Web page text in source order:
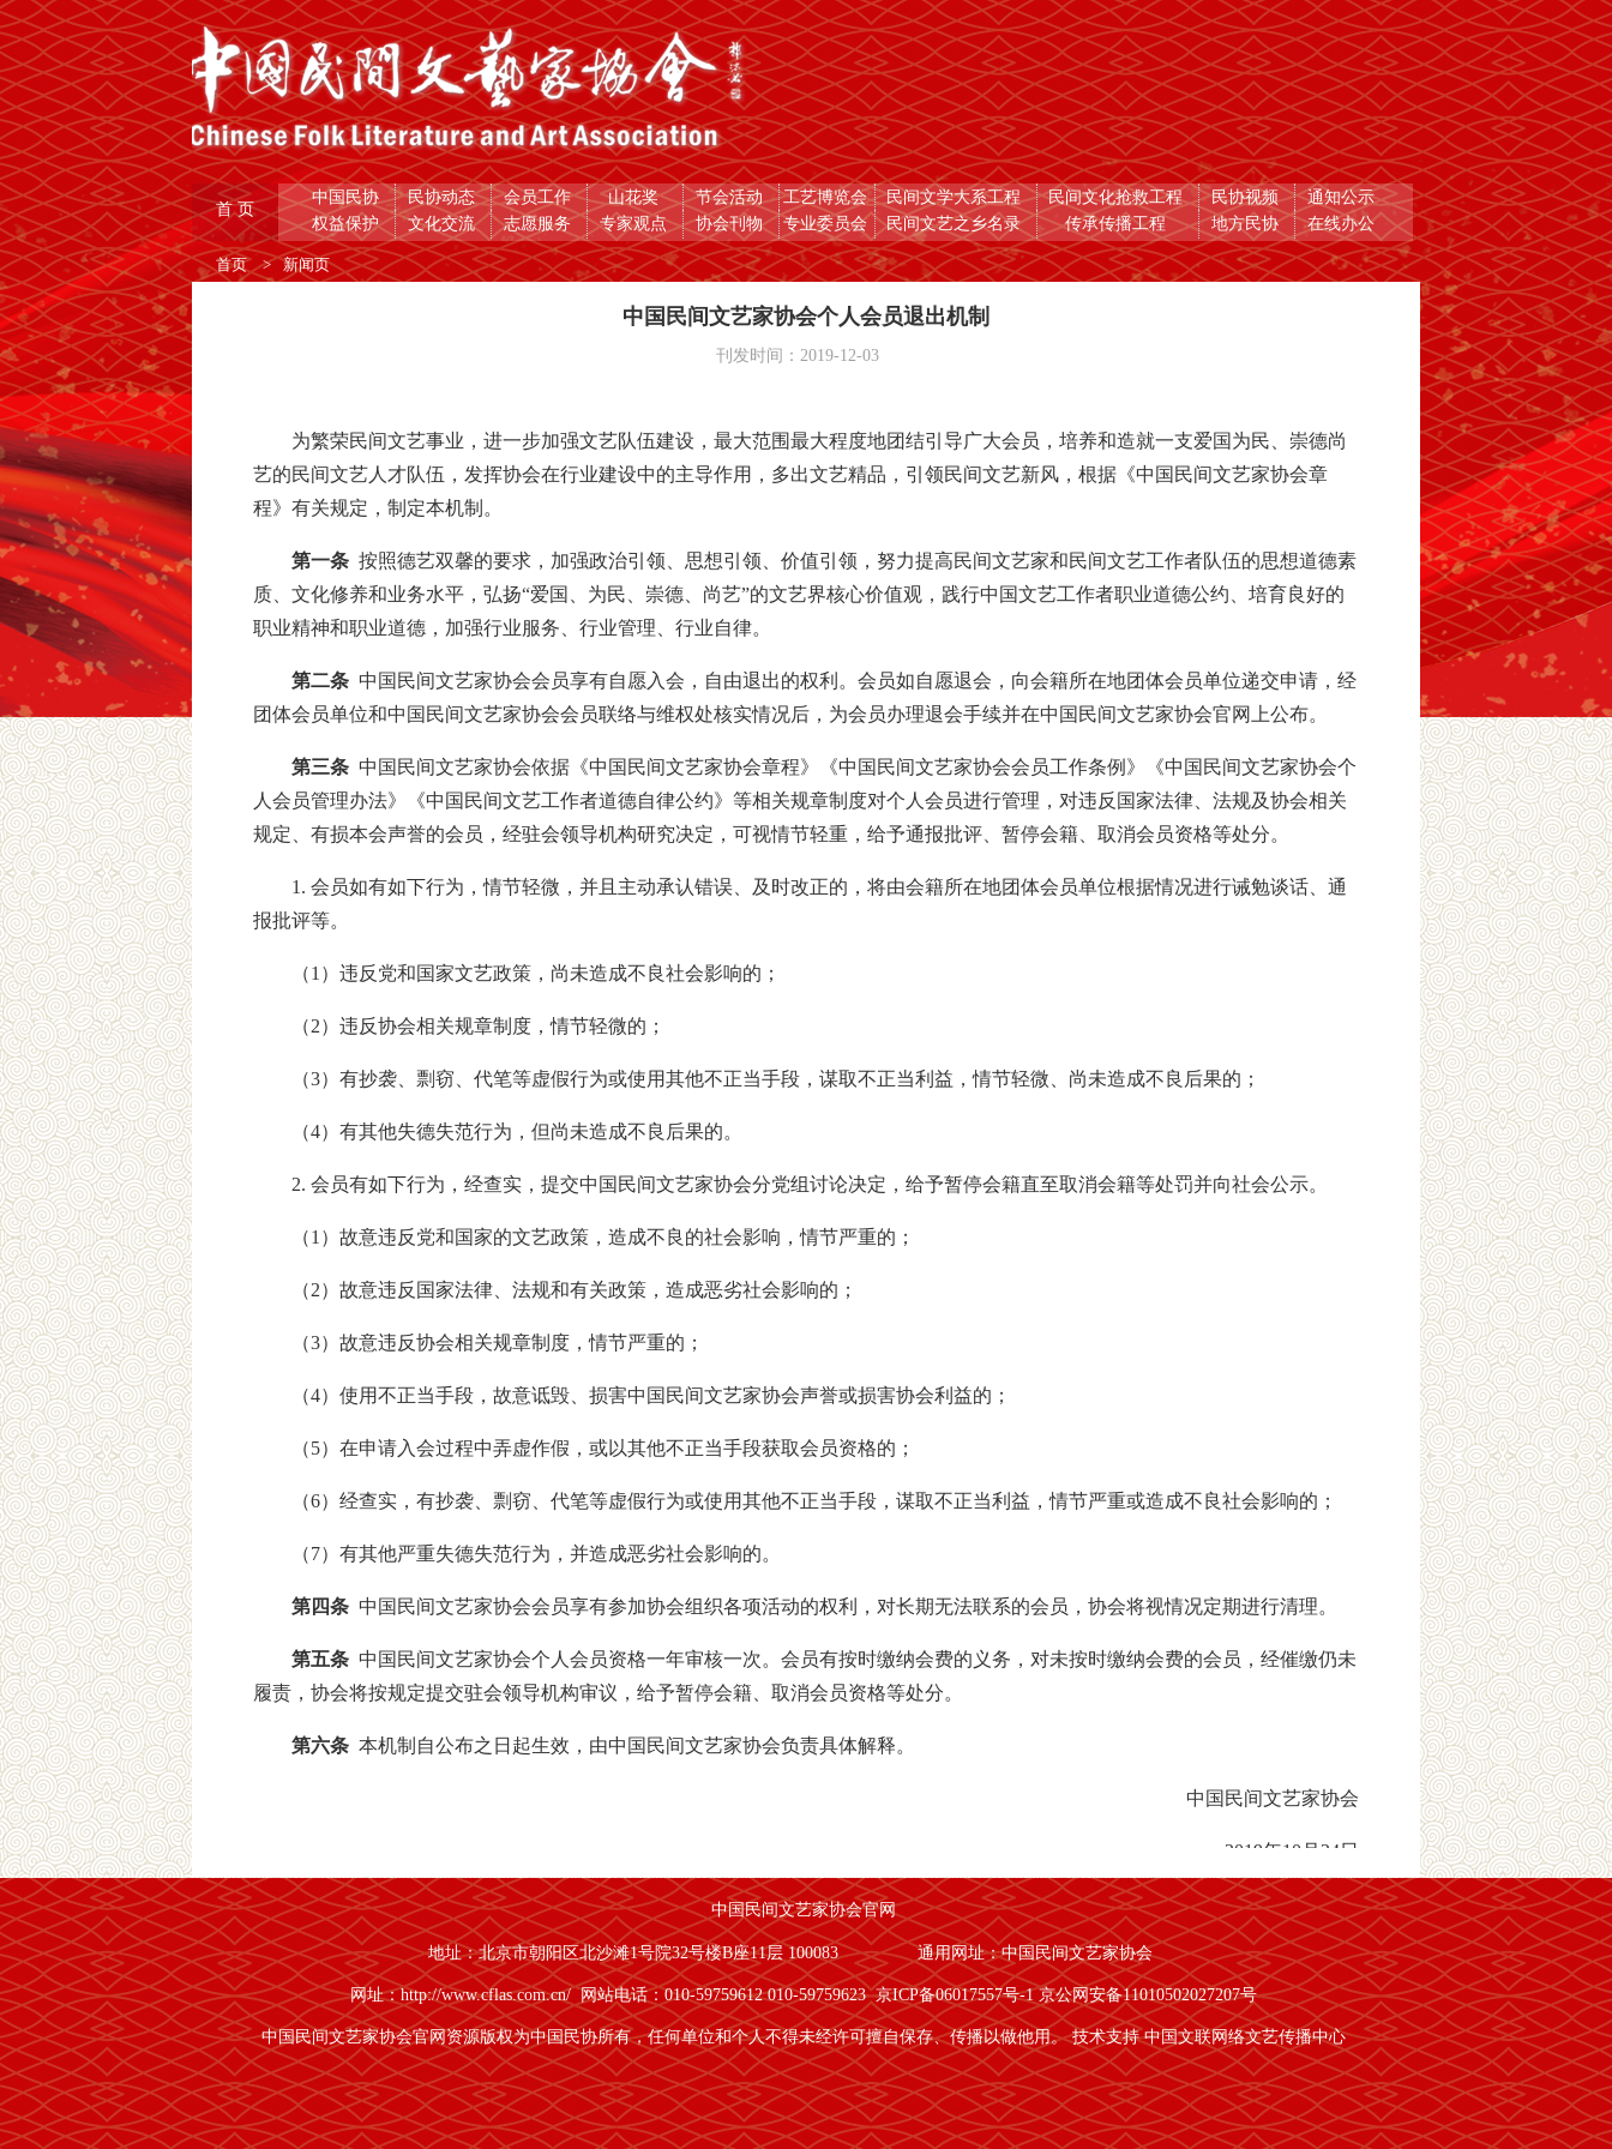
首 页
中国民协 民协动态 会员工作 山花奖 节会活动 工艺博览会 民间文学大系工程 民间文化抢救工程 民协视频
通知公示
权益保护
文化交流 志愿服务 专家观点 协会刊物 专业委员会 民间文艺之乡名录 传承传播工程 地方民协 在线办公
首页 > 新闻页
中国民间文艺家协会个人会员退出机制
刊发时间：2019-12-03
为繁荣民间文艺事业，进一步加强文艺队伍建设，最大范围最大程度地团结引导广大会员，培养和造就一支爱国为民、崇德尚
艺的民间文艺人才队伍，发挥协会在行业建设中的主导作用，多出文艺精品，引领民间文艺新风，根据《中国民间文艺家协会章
程》有关规定，制定本机制。
第一条 按照德艺双馨的要求，加强政治引领、思想引领、价值引领，努力提高民间文艺家和民间文艺工作者队伍的思想道德素
质、文化修养和业务水平，弘扬“爱国、为民、崇德、尚艺”的文艺界核心价值观，践行中国文艺工作者职业道德公约、培育良好的
职业精神和职业道德，加强行业服务、行业管理、行业自律。
第二条 中国民间文艺家协会会员享有自愿入会，自由退出的权利。会员如自愿退会，向会籍所在地团体会员单位递交申请，经
团体会员单位和中国民间文艺家协会会员联络与维权处核实情况后，为会员办理退会手续并在中国民间文艺家协会官网上公布。
第三条 中国民间文艺家协会依据《中国民间文艺家协会章程》《中国民间文艺家协会会员工作条例》《中国民间文艺家协会个
人会员管理办法》《中国民间文艺工作者道德自律公约》等相关规章制度对个人会员进行管理，对违反国家法律、法规及协会相关
规定、有损本会声誉的会员，经驻会领导机构研究决定，可视情节轻重，给予通报批评、暂停会籍、取消会员资格等处分。
1. 会员如有如下行为，情节轻微，并且主动承认错误、及时改正的，将由会籍所在地团体会员单位根据情况进行诫勉谈话、通
报批评等。
（1）违反党和国家文艺政策，尚未造成不良社会影响的；
（2）违反协会相关规章制度，情节轻微的；
（3）有抄袭、剽窃、代笔等虚假行为或使用其他不正当手段，谋取不正当利益，情节轻微、尚未造成不良后果的；
（4）有其他失德失范行为，但尚未造成不良后果的。
2. 会员有如下行为，经查实，提交中国民间文艺家协会分党组讨论决定，给予暂停会籍直至取消会籍等处罚并向社会公示。
（1）故意违反党和国家的文艺政策，造成不良的社会影响，情节严重的；
（2）故意违反国家法律、法规和有关政策，造成恶劣社会影响的；
（3）故意违反协会相关规章制度，情节严重的；
（4）使用不正当手段，故意诋毁、损害中国民间文艺家协会声誉或损害协会利益的；
（5）在申请入会过程中弄虚作假，或以其他不正当手段获取会员资格的；
（6）经查实，有抄袭、剽窃、代笔等虚假行为或使用其他不正当手段，谋取不正当利益，情节严重或造成不良社会影响的；
（7）有其他严重失德失范行为，并造成恶劣社会影响的。
第四条 中国民间文艺家协会会员享有参加协会组织各项活动的权利，对长期无法联系的会员，协会将视情况定期进行清理。
第五条 中国民间文艺家协会个人会员资格一年审核一次。会员有按时缴纳会费的义务，对未按时缴纳会费的会员，经催缴仍未
履责，协会将按规定提交驻会领导机构审议，给予暂停会籍、取消会员资格等处分。
第六条 本机制自公布之日起生效，由中国民间文艺家协会负责具体解释。
中国民间文艺家协会
2019年10月24日
中国民间文艺家协会官网
地址：北京市朝阳区北沙滩1号院32号楼B座11层 100083 通用网址：中国民间文艺家协会
网址：http://www.cflas.com.cn/网站电话：010-59759612 010-59759623京ICP备06017557号-1京公网安备11010502027207号
中国民间文艺家协会官网资源版权为中国民协所有，任何单位和个人不得未经许可擅自保存、传播以做他用。技术支持 中国文联网络文艺传播中心